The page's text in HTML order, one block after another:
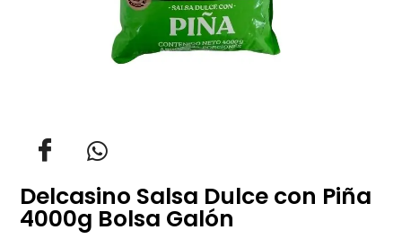
Delcasino Salsa Dulce con Piña
4000g Bolsa Galón